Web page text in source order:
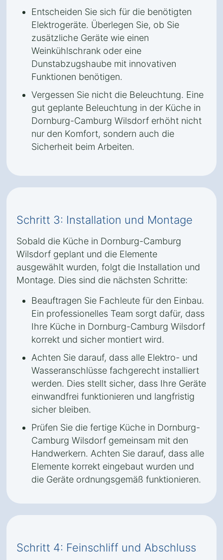
Entscheiden Sie sich für die benötigten
Elektrogeräte. Überlegen Sie, ob Sie
zusätzliche Geräte wie einen
Weinkühlschrank oder eine
Dunstabzugshaube mit innovativen
Funktionen benötigen.
Vergessen Sie nicht die Beleuchtung. Eine
gut geplante Beleuchtung in der Küche in
Dornburg-Camburg Wilsdorf erhöht nicht
nur den Komfort, sondern auch die
Sicherheit beim Arbeiten.
Schritt 3: Installation und Montage
Sobald die Küche in Dornburg-Camburg
Wilsdorf geplant und die Elemente
ausgewählt wurden, folgt die Installation und
Montage. Dies sind die nächsten Schritte:
Beauftragen Sie Fachleute für den Einbau.
Ein professionelles Team sorgt dafür, dass
Ihre Küche in Dornburg-Camburg Wilsdorf
korrekt und sicher montiert wird.
Achten Sie darauf, dass alle Elektro- und
Wasseranschlüsse fachgerecht installiert
werden. Dies stellt sicher, dass Ihre Geräte
einwandfrei funktionieren und langfristig
sicher bleiben.
Prüfen Sie die fertige Küche in Dornburg-
Camburg Wilsdorf gemeinsam mit den
Handwerkern. Achten Sie darauf, dass alle
Elemente korrekt eingebaut wurden und
die Geräte ordnungsgemäß funktionieren.
Schritt 4: Feinschliff und Abschluss